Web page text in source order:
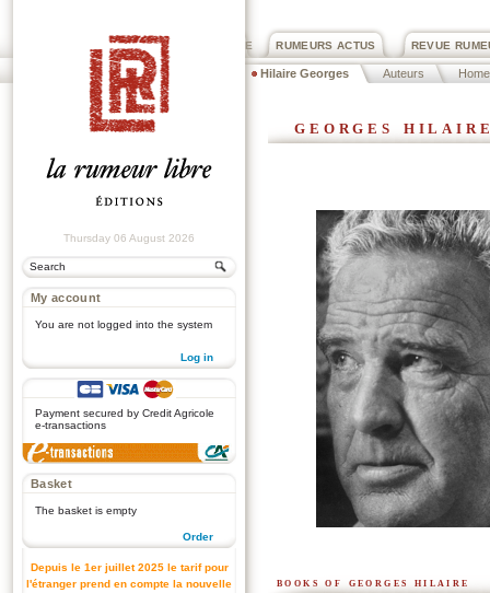
REVUE
RUMEURS ACTUS
PRIX ROGER DEXTRE
Hilaire Georges Auteurs Home
Thursday 06 August 2026
My account
You are not logged into the system
Log in
Payment secured by Credit Agricole
e-transactions
Basket
The basket is empty
Order
Depuis le 1er juillet 2025 le tarif pour
l'étranger prend en compte la nouvelle
georges
books of georges hilaire